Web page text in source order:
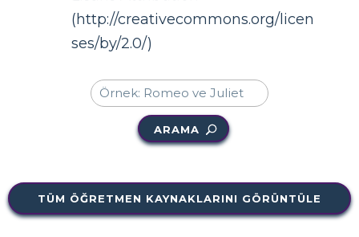
(http://creativecommons.org/licen
ses/by/2.0/)
ARAMA
TÜM ÖĞRETMEN KAYNAKLARINI GÖRÜNTÜLE